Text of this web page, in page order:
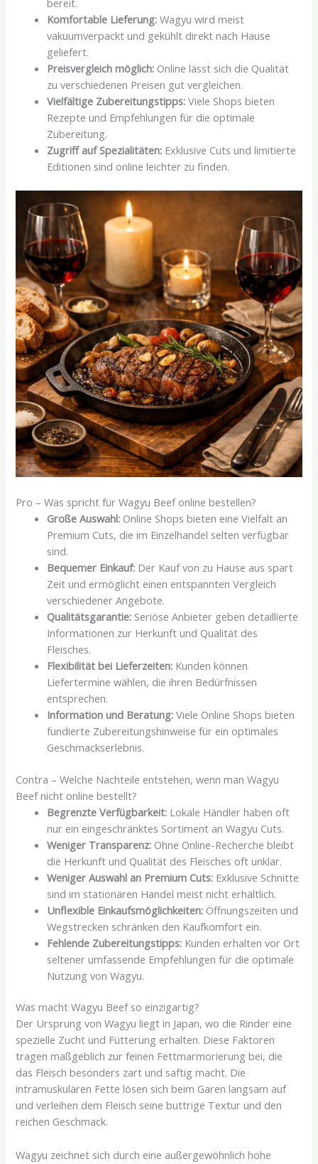
bereit.
Komfortable Lieferung: Wagyu wird meist
vakuumverpackt und gekühlt direkt nach Hause
geliefert.
Preisvergleich möglich: Online lässt sich die Qualität
zu verschiedenen Preisen gut vergleichen.
Vielfältige Zubereitungstipps: Viele Shops bieten
Rezepte und Empfehlungen für die optimale
Zubereitung.
Zugriff auf Spezialitäten: Exklusive Cuts und limitierte
Editionen sind online leichter zu finden.
Pro – Was spricht für Wagyu Beef online bestellen?
Große Auswahl: Online Shops bieten eine Vielfalt an
Premium Cuts, die im Einzelhandel selten verfügbar
sind.
Bequemer Einkauf: Der Kauf von zu Hause aus spart
Zeit und ermöglicht einen entspannten Vergleich
verschiedener Angebote.
Qualitätsgarantie: Seriöse Anbieter geben detaillierte
Informationen zur Herkunft und Qualität des
Fleisches.
Flexibilität bei Lieferzeiten: Kunden können
Liefertermine wählen, die ihren Bedürfnissen
entsprechen.
Information und Beratung: Viele Online Shops bieten
fundierte Zubereitungshinweise für ein optimales
Geschmackserlebnis.
Contra – Welche Nachteile entstehen, wenn man Wagyu
Beef nicht online bestellt?
Begrenzte Verfügbarkeit: Lokale Händler haben oft
nur ein eingeschränktes Sortiment an Wagyu Cuts.
Weniger Transparenz: Ohne Online-Recherche bleibt
die Herkunft und Qualität des Fleisches oft unklar.
Weniger Auswahl an Premium Cuts: Exklusive Schnitte
sind im stationären Handel meist nicht erhältlich.
Unflexible Einkaufsmöglichkeiten: Öffnungszeiten und
Wegstrecken schränken den Kaufkomfort ein.
Fehlende Zubereitungstipps: Kunden erhalten vor Ort
seltener umfassende Empfehlungen für die optimale
Nutzung von Wagyu.
Was macht Wagyu Beef so einzigartig?
Der Ursprung von Wagyu liegt in Japan, wo die Rinder eine
spezielle Zucht und Fütterung erhalten. Diese Faktoren
tragen maßgeblich zur feinen Fettmarmorierung bei, die
das Fleisch besonders zart und saftig macht. Die
intramuskulären Fette lösen sich beim Garen langsam auf
und verleihen dem Fleisch seine buttrige Textur und den
reichen Geschmack.
Wagyu zeichnet sich durch eine außergewöhnlich hohe